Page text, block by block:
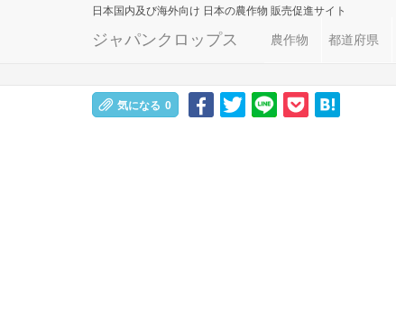
日本国内及び海外向け 日本の農作物 販売促進サイト
ジャパンクロップス 農作物 都道府県
気になる 0